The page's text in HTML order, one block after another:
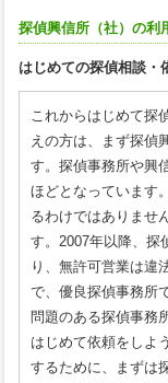
探偵興信所（社）の利
はじめての探偵相談・
これからはじめて探
えの方は、まず探偵
す。探偵事務所や興
ほどとなっています
るわけではありませ
す。2007年以降、探
り、無許可営業は違
で、優良探偵事務所
問題のある探偵事務
はじめて依頼をしよ
するために、まずは